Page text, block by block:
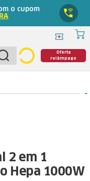
o cupom
Oferta
relâmpago
2 em 1
Hepa 1000W